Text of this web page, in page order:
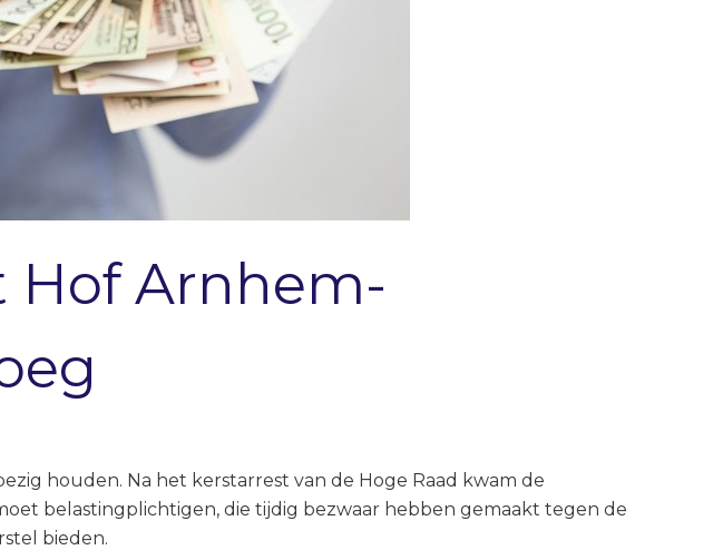
Hof Arnhem-
houden. Na het kerstarrest van de Hoge Raad kwam de
belastingplichtigen, die tijdig bezwaar hebben gemaakt tegen de
bieden.